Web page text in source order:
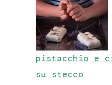
pistacchio e
su stecco